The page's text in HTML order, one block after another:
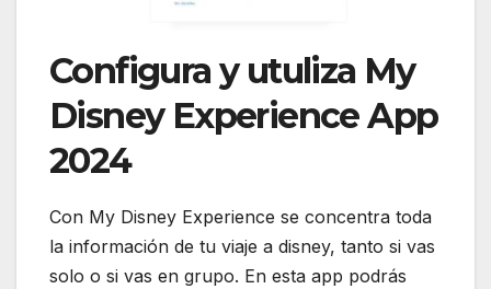
Configura y utuliza My
Disney Experience App
2024
Con My Disney Experience se concentra toda
la información de tu viaje a disney, tanto si vas
solo o si vas en grupo. En esta app podrás